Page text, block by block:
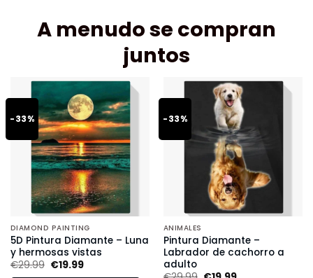
A menudo se compran
juntos
-33%
DIAMOND PAINTING
5D Pintura Diamante – Luna
y hermosas vistas
€29.99 €19.99
-33%
ANIMALES
Pintura Diamante –
Labrador de cachorro a
adulto